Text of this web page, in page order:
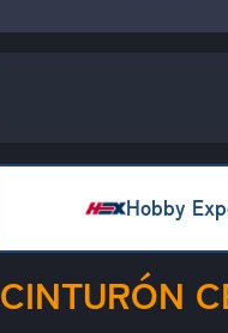
Hobby
CINTURÓN